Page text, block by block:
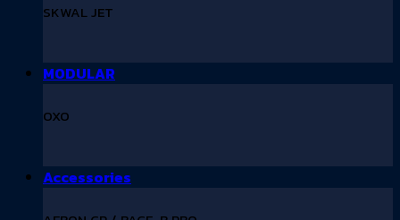
SKWAL JET
MODULAR
OXO
Accessories